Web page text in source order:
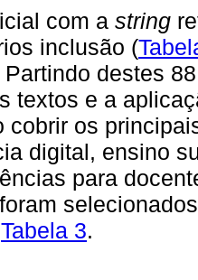
com a string
inclusão (
destes
textos e a
cobrir os
digital, ensino
para
Tabela 3.